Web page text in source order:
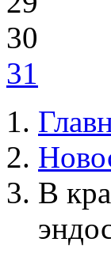
30
31
В